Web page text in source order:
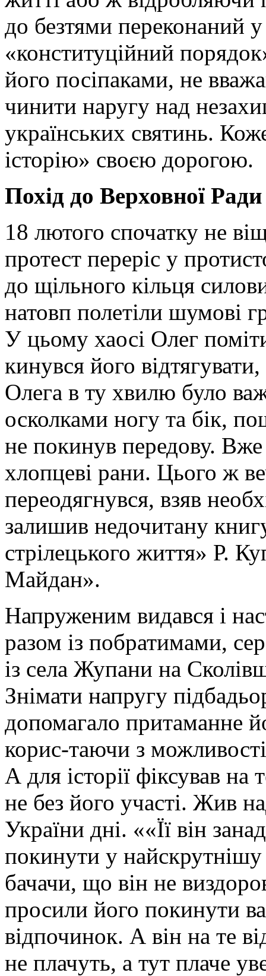
до безтями переконаний
«конституційний
його посіпаками, не
чинити наругу над
українських святинь.
історію» своєю дорогою.
Похід до Верховної Ради
18 лютого спочатку не
протест переріс у
до щільного кільця
натовп полетіли шумові
У цьому хаосі Олег
кинувся його
Олега в ту хвилю було
осколками ногу та бік,
не покинув передову. Вже
хлопцеві рани. Цього ж
переодягнувся, взяв
залишив недочитану
стрілецького життя» Р.
Майдан».
Напруженим видався і
разом із побратимами,
із села Жупани на
Знімати напругу
допомагало притаманне
корис-таючи з
А для історії фіксував
не без його участі. Жив
України дні. ««Її він
покинути у
бачачи, що він не
просили його покинути
відпочинок. А він на те
не плачуть, а тут плаче